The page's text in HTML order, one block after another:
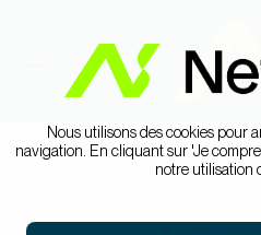
Nous utilisons des cookies pour
navigation. En cliquant sur 'Je
notre utilisation